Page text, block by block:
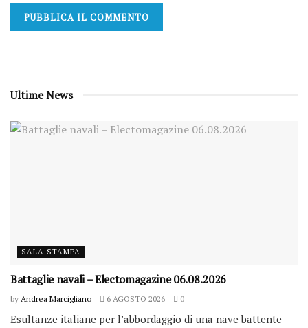
Ultime News
SALA STAMPA
Battaglie navali – Electomagazine 06.08.2026
by Andrea Marcigliano 6 AGOSTO 2026 0
Esultanze italiane per l’abbordaggio di una nave battente